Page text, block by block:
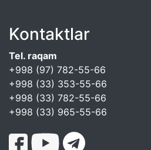
Kontaktlar
Tel. raqam
+998 (97) 782-55-66
+998 (33) 353-55-66
+998 (33) 782-55-66
+998 (33) 965-55-66